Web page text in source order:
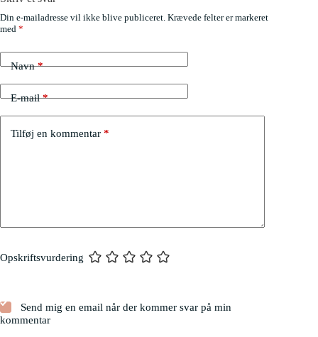
Din e-mailadresse vil ikke blive publiceret. Krævede felter er markeret
med *
Navn*
E-mail*
Tilføj en kommentar *
Opskriftsvurdering
Send mig en email når der kommer svar på min
kommentar